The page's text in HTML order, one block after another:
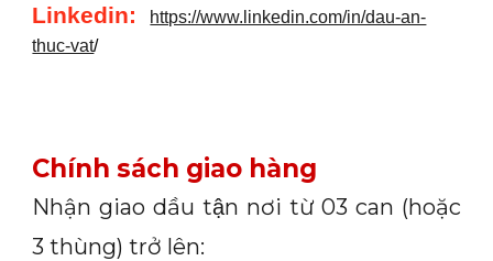
Linkedin:
https://www.linkedin.com/in/dau-an-
thuc-vat/
Chính sách giao hàng
Nhận giao dầu tận nơi từ 03 can (hoặc
3 thùng) trở lên: